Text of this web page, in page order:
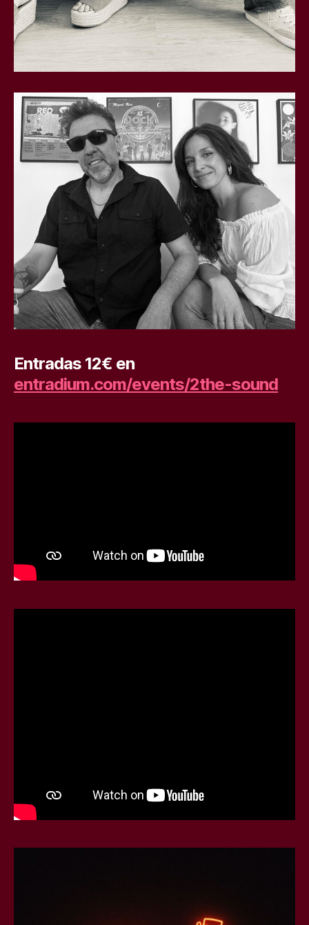
Entradas 12€ en
entradium.com/events/2the-sound